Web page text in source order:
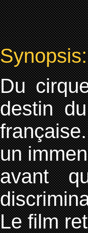
Synopsis:
Du
destin
un
avant
Le film